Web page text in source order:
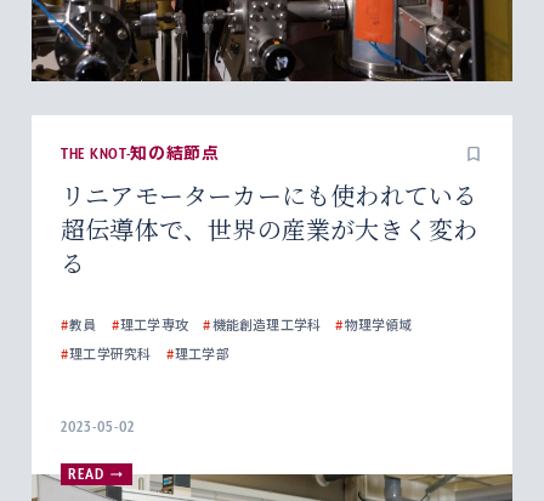
THE KNOT-知の結節点
リニアモーターカーにも使われている
超伝導体で、世界の産業が大きく変わ
る
#教員 #理工学専攻 #機能創造理工学科 #物理学領域
#理工学研究科 #理工学部
2023-05-02
READ